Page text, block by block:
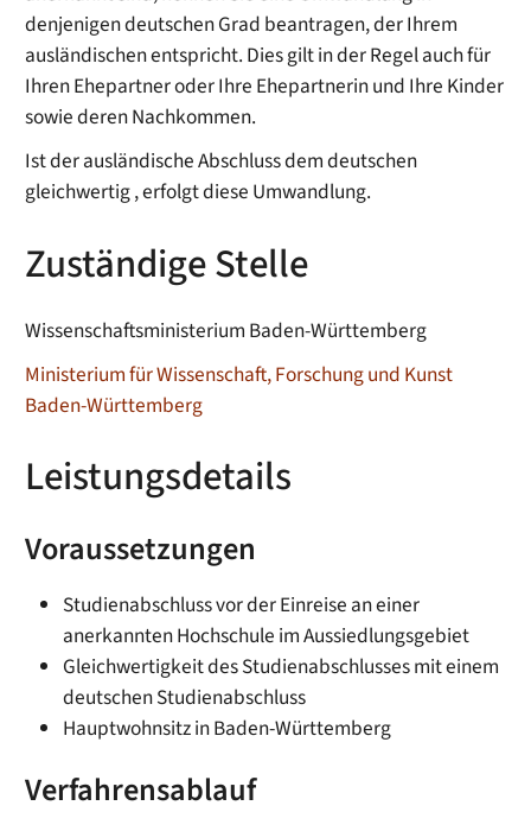
denjenigen deutschen Grad beantragen, der Ihrem
ausländischen entspricht. Dies gilt in der Regel auch für
Ihren Ehepartner oder Ihre Ehepartnerin und Ihre Kinder
sowie deren Nachkommen.
Ist der ausländische Abschluss dem deutschen
gleichwertig , erfolgt diese Umwandlung.
Zuständige Stelle
Wissenschaftsministerium Baden-Württemberg
Ministerium für Wissenschaft, Forschung und Kunst
Baden-Württemberg
Leistungsdetails
Voraussetzungen
Studienabschluss vor der Einreise an einer
anerkannten Hochschule im Aussiedlungsgebiet
Gleichwertigkeit des Studienabschlusses mit einem
deutschen Studienabschluss
Hauptwohnsitz in Baden-Württemberg
Verfahrensablauf